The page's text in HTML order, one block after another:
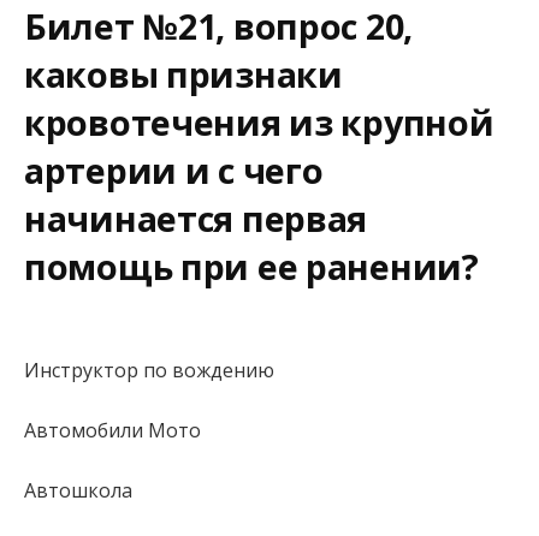
Билет №21, вопрос 20,
каковы признаки
кровотечения из крупной
артерии и с чего
начинается первая
помощь при ее ранении?
Инструктор по вождению
Автомобили Мото
Автошкола